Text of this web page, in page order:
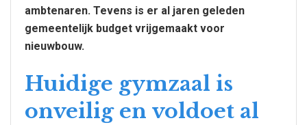
ambtenaren. Tevens is er al jaren geleden
gemeentelijk budget vrijgemaakt voor
nieuwbouw.
Huidige gymzaal is
onveilig en voldoet al